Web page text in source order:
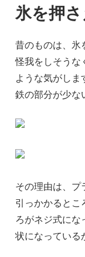
氷を押
昔のものは、氷
怪我をしそうな
ような気がしま
鉄の部分が少な
その理由は、プ
引っかかるとこ
ろがネジ式にな
状になっている